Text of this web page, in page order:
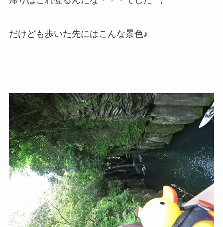
だけども歩いた先にはこんな景色♪